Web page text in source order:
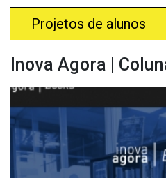
Projetos de alunos
Inova Agora |